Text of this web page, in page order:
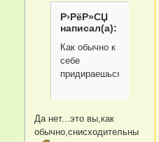
Р›РёР»СЏ
написал(а):
Как обычно к
себе
придираешься
Да нет...это вы,как
обычно,снисходительны